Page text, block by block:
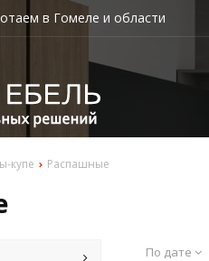
в Гомеле и области
купе Распашные
По дате